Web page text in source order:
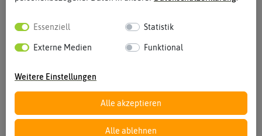
Essenziell Statistik
Externe Medien Funktional
Weitere Einstellungen
Alle akzeptieren
Alle ablehnen